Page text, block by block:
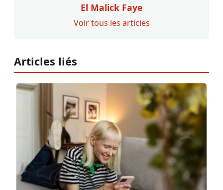
El Malick Faye
Voir tous les articles
Articles liés